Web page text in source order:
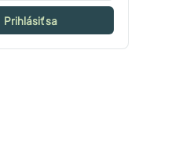
Prihlásiť sa